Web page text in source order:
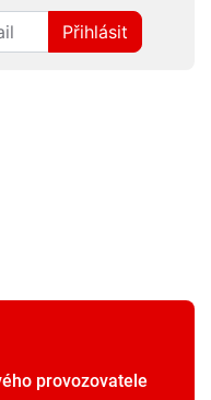
Přihlásit
provozovatele